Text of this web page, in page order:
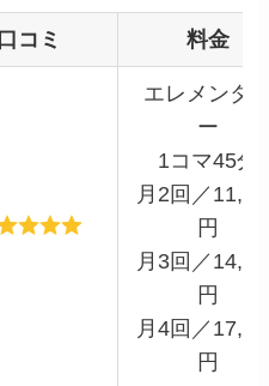
口コミ 料金
エレメンタ
ー
1コマ45分
月2回／
円
月3回／
円
月4回／
円